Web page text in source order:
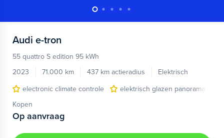
Audi e-tron
55 quattro S edition 95 kWh
2023
71.000 km 437 km actieradius
Elektrisch
electronic climate controle
elektrisch glazen panorama-dak
Kopen
Op aanvraag